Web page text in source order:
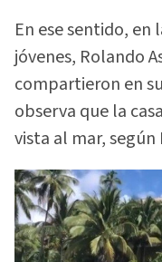
En ese sentido,
jóvenes, Rolando
compartieron en
observa que la
vista al mar, según